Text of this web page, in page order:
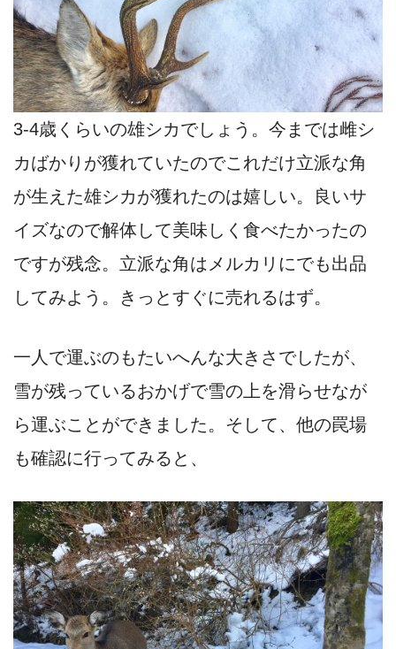
3-4歳くらいの雄シカでしょう。今までは雌シ
カばかりが獲れていたのでこれだけ立派な角
が生えた雄シカが獲れたのは嬉しい。良いサ
イズなので解体して美味しく食べたかったの
ですが残念。立派な角はメルカリにでも出品
してみよう。きっとすぐに売れるはず。
一人で運ぶのもたいへんな大きさでしたが、
雪が残っているおかげで雪の上を滑らせなが
ら運ぶことができました。そして、他の罠場
も確認に行ってみると、